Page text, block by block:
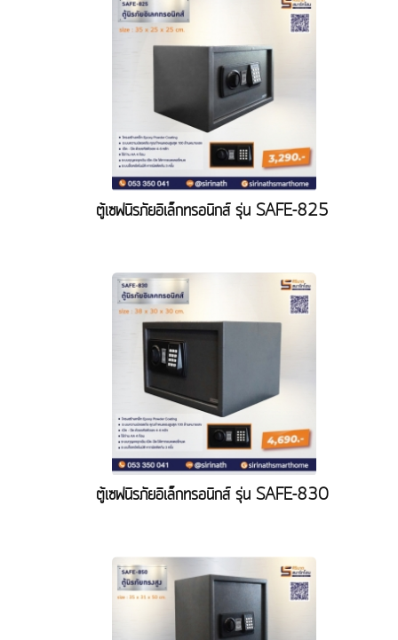
ตู้เซฟนิรภัยอิเล็กทรอนิกส์ รุ่น SAFE-825
ตู้เซฟนิรภัยอิเล็กทรอนิกส์ รุ่น SAFE-830